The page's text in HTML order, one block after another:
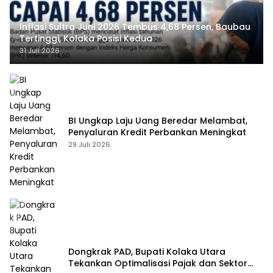
Inflasi Sultra Juni 2026 Tembus 4,68 Persen, Baubau
Tertinggi, Kolaka Posisi Kedua
31 Juli 2026
BI Ungkap Laju Uang Beredar Melambat,
Penyaluran Kredit Perbankan Meningkat
29 Juli 2026
Dongkrak PAD, Bupati Kolaka Utara
Tekankan Optimalisasi Pajak dan Sektor